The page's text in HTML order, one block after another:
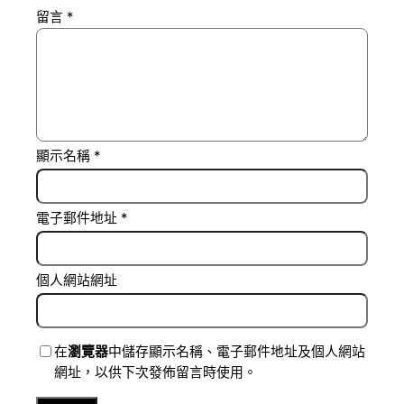
留言 *
顯示名稱 *
電子郵件地址 *
個人網站網址
在瀏覽器中儲存顯示名稱、電子郵件地址及個人網站
網址，以供下次發佈留言時使用。